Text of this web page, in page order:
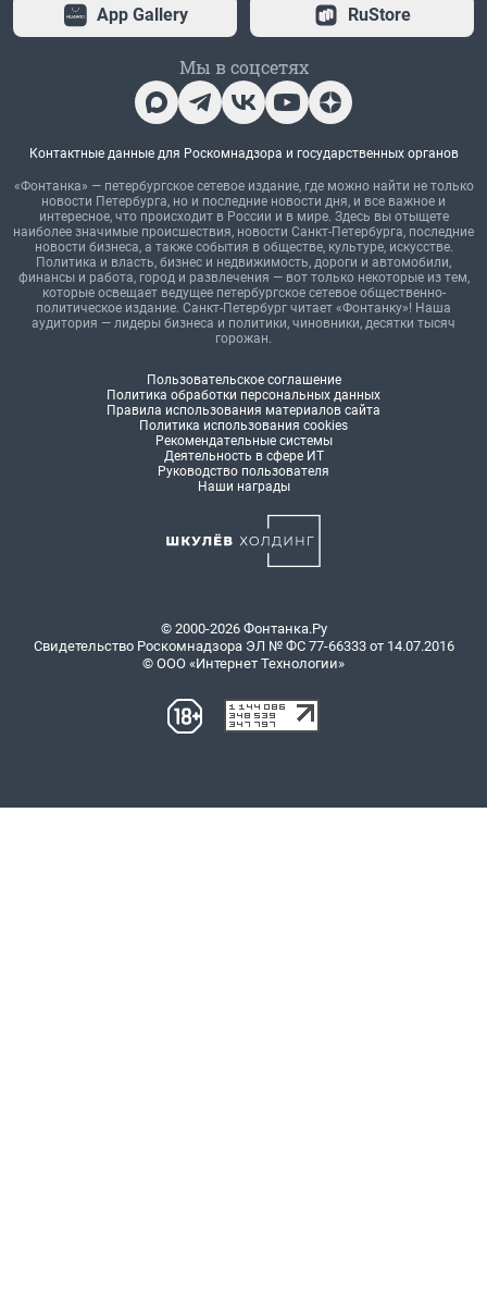
App Gallery RuStore
Мы в соцсетях
Контактные данные для Роскомнадзора и государственных органов
«Фонтанка» — петербургское сетевое издание, где можно найти не только
новости Петербурга, но и последние новости дня, и все важное и
интересное, что происходит в России и в мире. Здесь вы отыщете
наиболее значимые происшествия, новости Санкт-Петербурга, последние
новости бизнеса, а также события в обществе, культуре, искусстве.
Политика и власть, бизнес и недвижимость, дороги и автомобили,
финансы и работа, город и развлечения — вот только некоторые из тем,
которые освещает ведущее петербургское сетевое общественно-
политическое издание. Санкт-Петербург читает «Фонтанку»! Наша
аудитория — лидеры бизнеса и политики, чиновники, десятки тысяч
горожан.
Пользовательское соглашение
Политика обработки персональных данных
Правила использования материалов сайта
Политика использования cookies
Рекомендательные системы
Деятельность в сфере ИТ
Руководство пользователя
Наши награды
© 2000-2026 Фонтанка.Ру
Свидетельство Роскомнадзора ЭЛ № ФС 77-66333 от 14.07.2016
© ООО «Интернет Технологии»